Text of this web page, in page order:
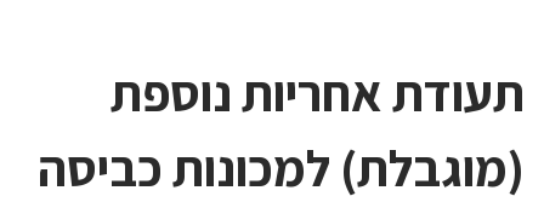
תעודת אחריות נוספת
(מוגבלת) למכונות כביסה